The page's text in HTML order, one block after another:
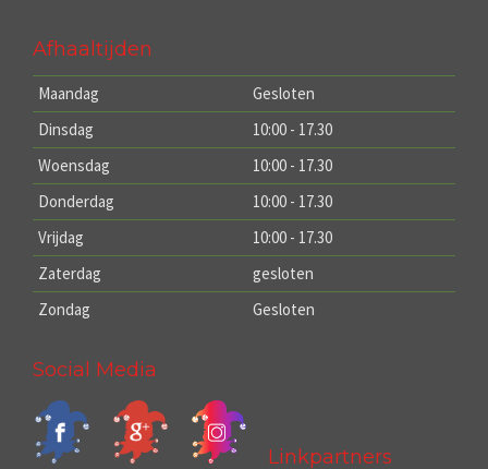
Afhaaltijden
Maandag
Gesloten
Dinsdag
10:00 - 17.30
Woensdag
10:00 - 17.30
Donderdag
10:00 - 17.30
Vrijdag
10:00 - 17.30
Zaterdag
gesloten
Zondag
Gesloten
Social Media
Linkpartners